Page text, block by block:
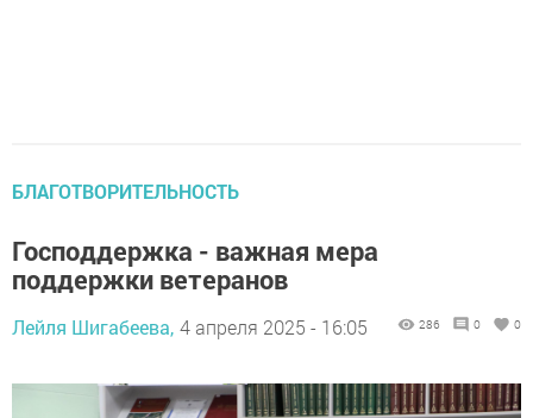
БЛАГОТВОРИТЕЛЬНОСТЬ
Господдержка - важная мера
поддержки ветеранов
Лейля Шигабеева, 4 апреля 2025 - 16:05 286 0 0